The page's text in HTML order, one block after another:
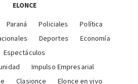
ELONCE
Paraná Policiales
Política
Deportes
Economía
Espectáculos
Impulso Empresarial
Clasionce Elonce en vivo